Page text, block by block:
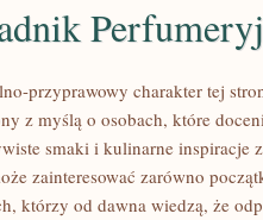
przyprawowy charakter tej
z myślą o osobach, które
smaki i kulinarne inspiracje
zainteresować zarówno
którzy od dawna wiedzą, że